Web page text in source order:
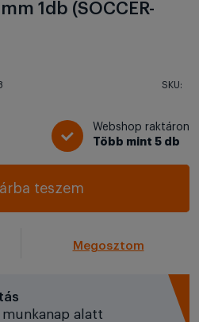
1db (SOCCER-
SKU:
Webshop raktáron
Több mint 5 db
teszem
Megosztom
munkanap alatt